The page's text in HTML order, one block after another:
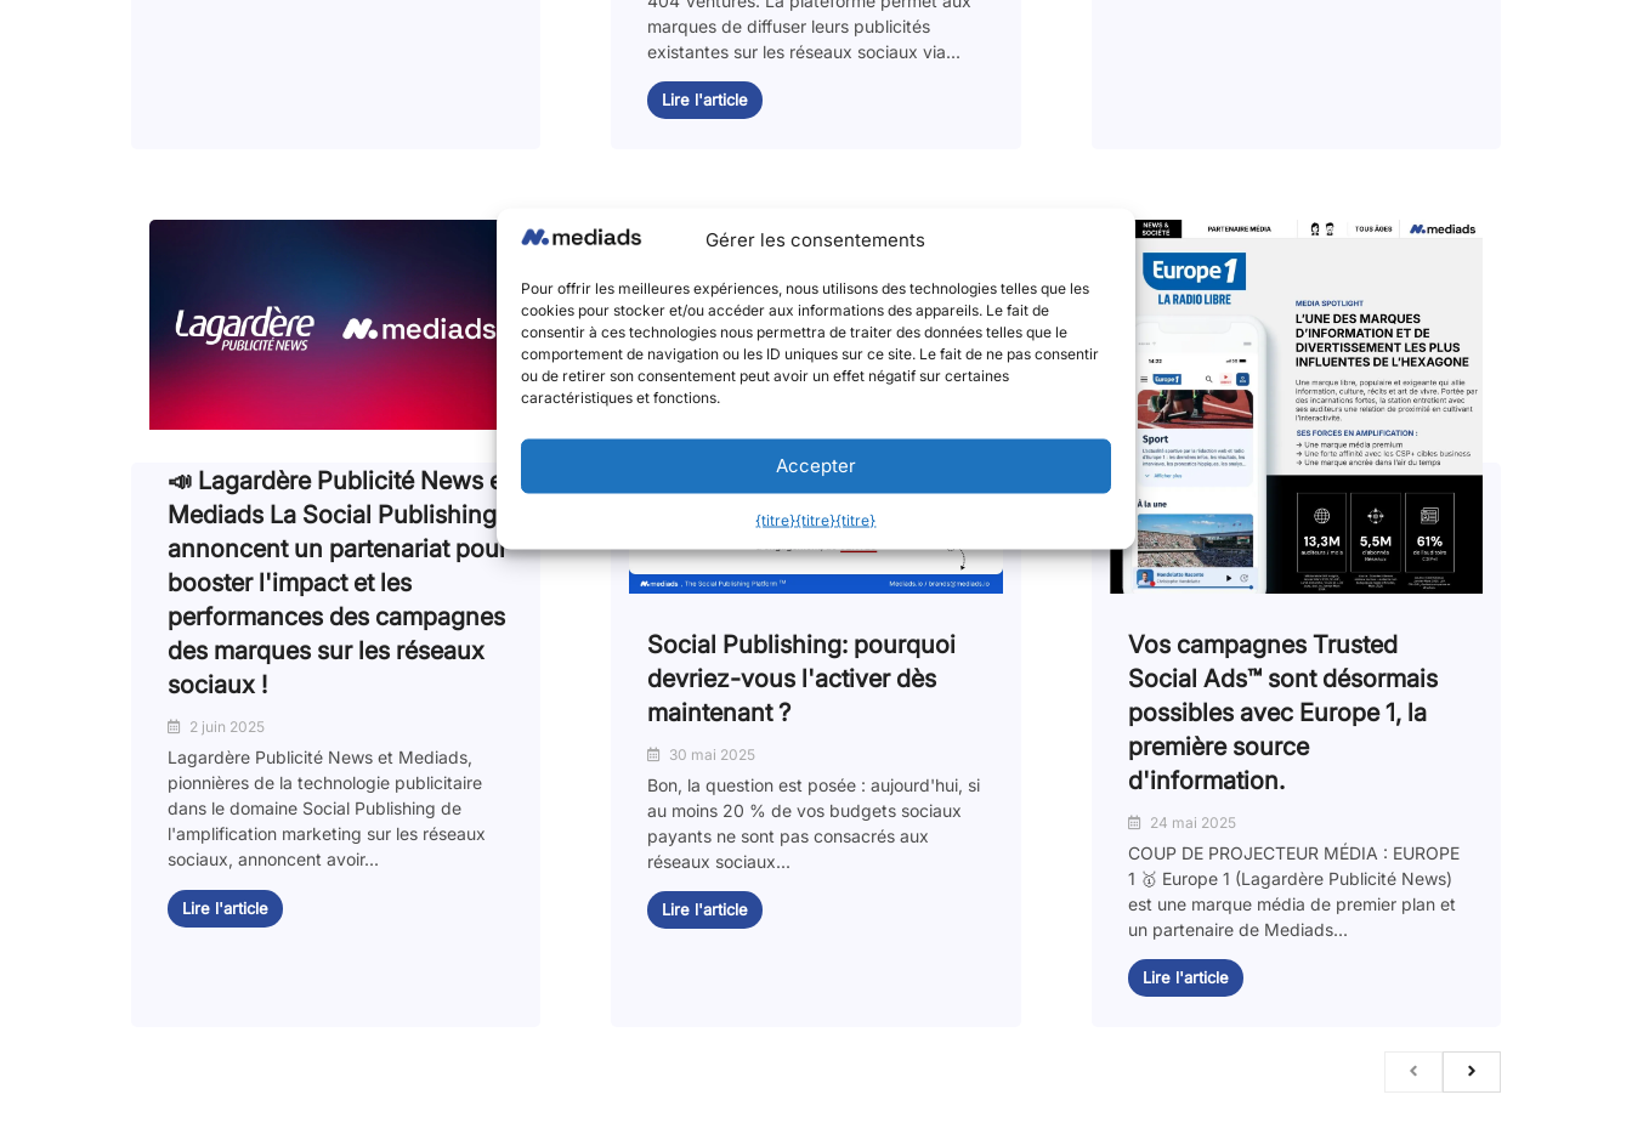
Gérer les consentements
Pour offrir les meilleures expériences, nous utilisons des technologies telles que les
cookies pour stocker et/ou accéder aux informations des appareils. Le fait de
consentir à ces technologies nous permettra de traiter des données telles que le
comportement de navigation ou les ID uniques sur ce site. Le fait de ne pas consentir
ou de retirer son consentement peut avoir un effet négatif sur certaines
caractéristiques et fonctions.
Accepter
{titre}{titre}{titre}
marques de diffuser leurs publicités
existantes sur les réseaux sociaux via...
Lire l'article
📣 Lagardère Publicité News et
Mediads La Social Publishing
annoncent un partenariat pour
booster l'impact et les
performances des campagnes
des marques sur les réseaux
sociaux !
2 juin 2025
Lagardère Publicité News et Mediads,
pionnières de la technologie publicitaire
dans le domaine Social Publishing de
l'amplification marketing sur les réseaux
sociaux, annoncent avoir...
Lire l'article
Social Publishing: pourquoi
devriez-vous l'activer dès
maintenant ?
30 mai 2025
Bon, la question est posée : aujourd'hui, si
au moins 20 % de vos budgets sociaux
payants ne sont pas consacrés aux
réseaux sociaux...
Lire l'article
Vos campagnes Trusted
Social Ads™️ sont désormais
possibles avec Europe 1, la
première source
d'information.
24 mai 2025
COUP DE PROJECTEUR MÉDIA : EUROPE
1 🥇 Europe 1 (Lagardère Publicité News)
est une marque média de premier plan et
un partenaire de Mediads...
Lire l'article